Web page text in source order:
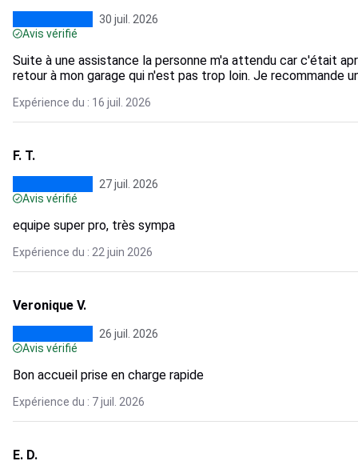
30 juil. 2026
Avis vérifié
Suite à une assistance la personne m'a attendu car c'était
retour à mon garage qui n'est pas trop loin. Je recommande
Expérience du : 16 juil. 2026
F. T.
27 juil. 2026
Avis vérifié
equipe super pro, très sympa
Expérience du : 22 juin 2026
Veronique V.
26 juil. 2026
Avis vérifié
Bon accueil prise en charge rapide
Expérience du : 7 juil. 2026
E. D.